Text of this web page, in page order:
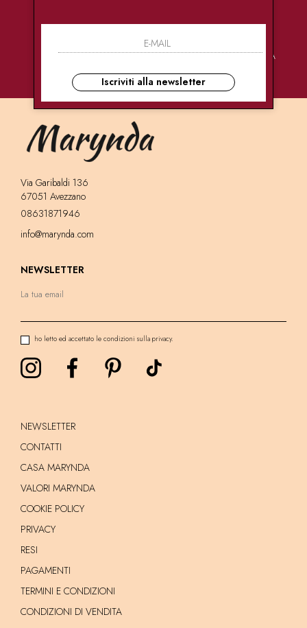
PAGAMENTI
CONSEGNE
ULTRA RAPIDE
ASSISTENZA
Via Garibaldi 136
67051 Avezzano
08631871946
info@marynda.com
NEWSLETTER
ho letto ed accettato le condizioni sulla privacy.
NEWSLETTER
CONTATTI
CASA MARYNDA
VALORI MARYNDA
COOKIE POLICY
PRIVACY
RESI
PAGAMENTI
TERMINI E CONDIZIONI
CONDIZIONI DI VENDITA
Iscriviti alla newsletter